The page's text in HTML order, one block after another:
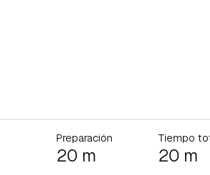
Preparación
20 m
Tiempo
20 m